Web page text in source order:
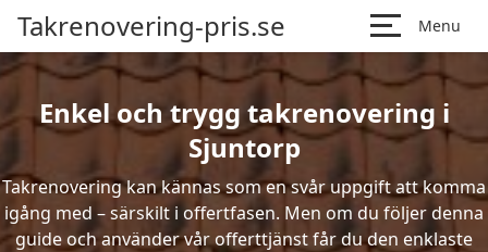
Takrenovering-pris.se Menu
Enkel och trygg takrenovering i
Sjuntorp
Takrenovering kan kännas som en svår uppgift att komma
igång med – särskilt i offertfasen. Men om du följer denna
guide och använder vår offerttjänst får du den enklaste